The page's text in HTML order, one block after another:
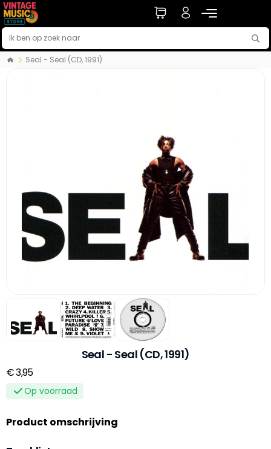
Seal - Seal (CD, 1991)
Seal - Seal (CD, 1991)
€ 3,95
Op voorraad
Product omschrijving